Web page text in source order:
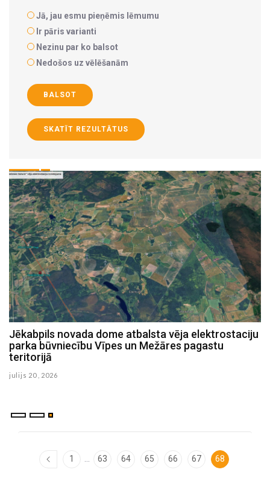
Jā, jau esmu pieņēmis lēmumu
Ir pāris varianti
Nezinu par ko balsot
Nedošos uz vēlēšanām
BALSOT
SKATĪT REZULTĀTUS
Jēkabpils novada dome atbalsta vēja elektrostaciju
parka būvniecību Vīpes un Mežāres pagastu
teritorijā
julijs 20 , 2026
1 63 64 65 66 67 68